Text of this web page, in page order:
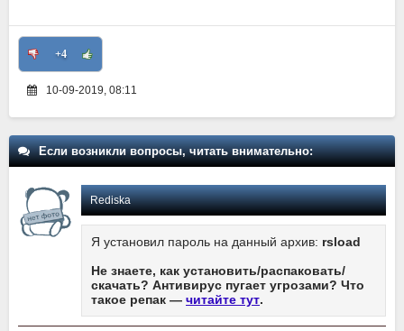
+4
10-09-2019, 08:11
Если возникли вопросы, читать внимательно:
Rediska
Я установил пароль на данный архив: rsload
Не знаете, как установить/распаковать/
скачать? Антивирус пугает угрозами? Что
такое репак — читайте тут.